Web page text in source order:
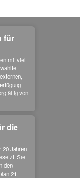
für
mit viel
von
die
20 Jahren
Sie
den
21.